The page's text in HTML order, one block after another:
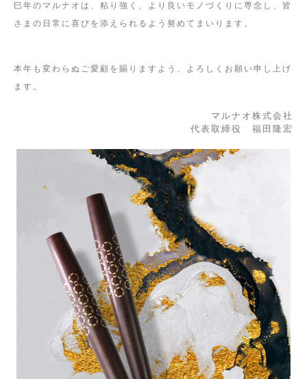
巳年のマルナオは、粘り強く、より良いモノづくりに専念し、皆
さまの日常に喜びを添えられるよう努めてまいります。
本年も変わらぬご愛顧を賜りますよう、よろしくお願い申し上げ
ます。
マルナオ株式会社
代表取締役 福田隆宏